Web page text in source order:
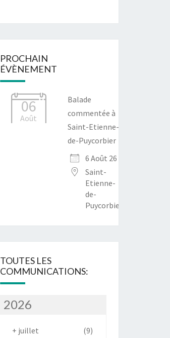
PROCHAIN
ÉVÈNEMENT
06
Août
Balade
commentée à
Saint-Etienne-
de-Puycorbier
6 Août 26
Saint-
Etienne-
de-
Puycorbier
TOUTES LES
COMMUNICATIONS:
2026
+ juillet (9)